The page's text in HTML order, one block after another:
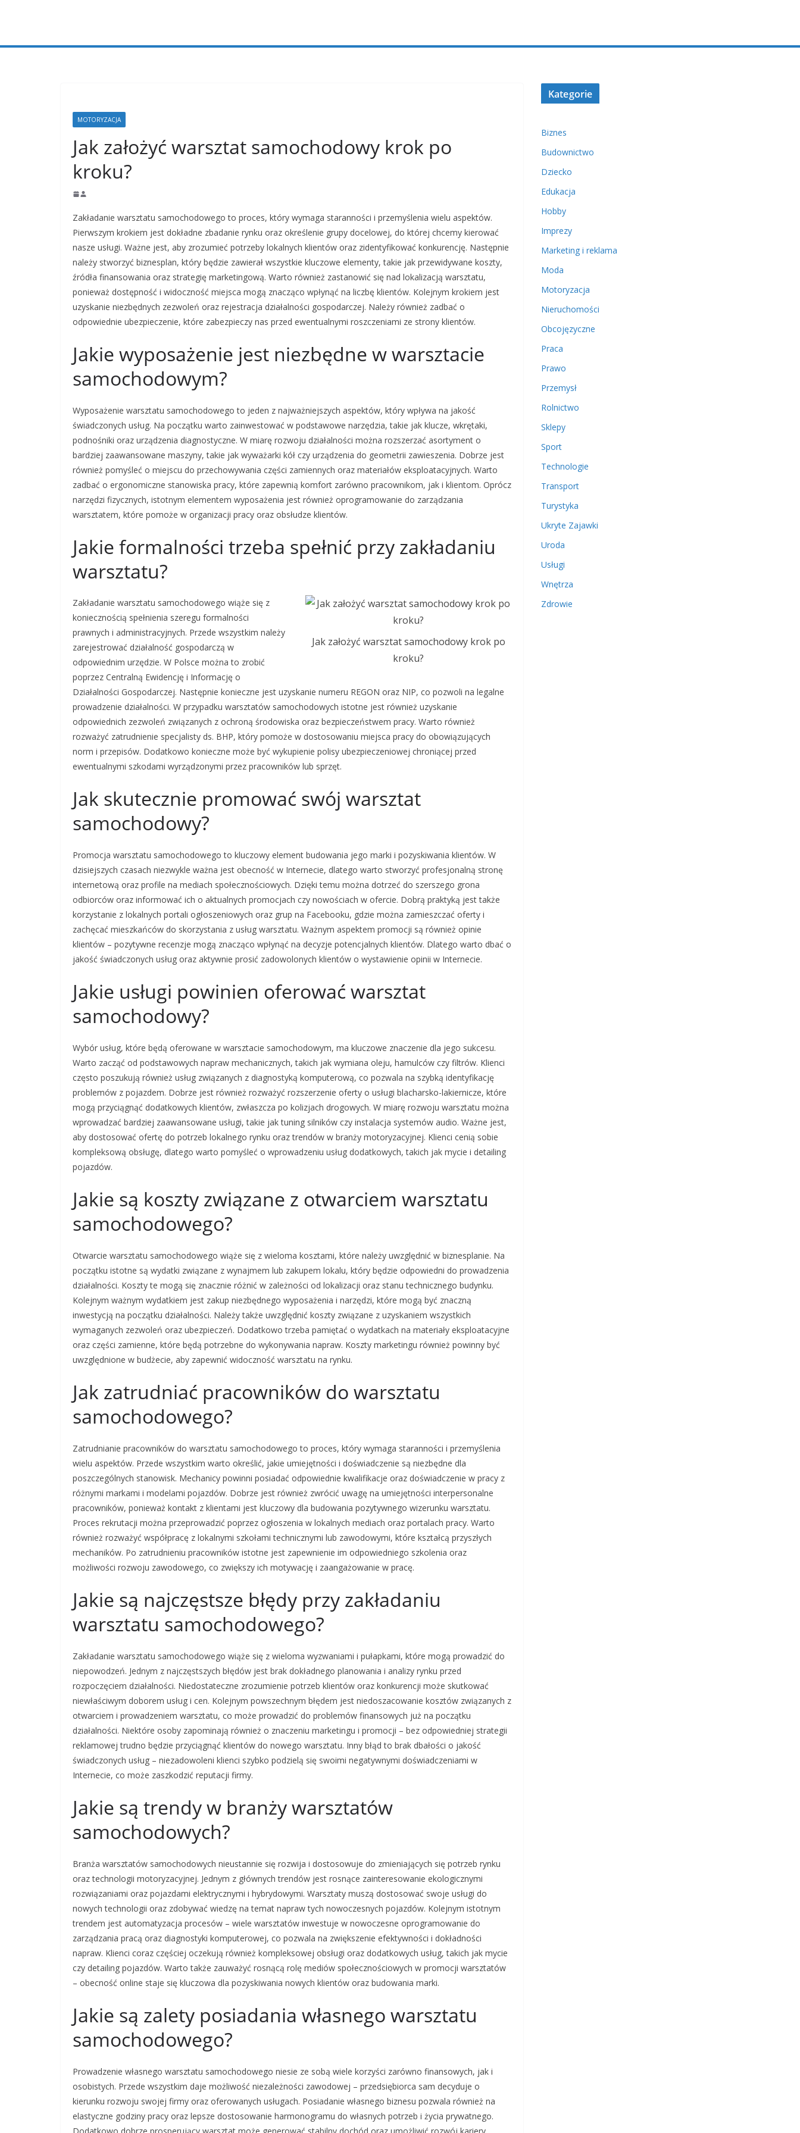
MOTORYZACJA
Jak założyć warsztat samochodowy krok po
kroku?
Zakładanie warsztatu samochodowego to proces, który wymaga staranności i przemyślenia wielu aspektów.
Pierwszym krokiem jest dokładne zbadanie rynku oraz określenie grupy docelowej, do której chcemy kierować
nasze usługi. Ważne jest, aby zrozumieć potrzeby lokalnych klientów oraz zidentyfikować konkurencję. Następnie
należy stworzyć biznesplan, który będzie zawierał wszystkie kluczowe elementy, takie jak przewidywane koszty,
źródła finansowania oraz strategię marketingową. Warto również zastanowić się nad lokalizacją warsztatu,
ponieważ dostępność i widoczność miejsca mogą znacząco wpłynąć na liczbę klientów. Kolejnym krokiem jest
uzyskanie niezbędnych zezwoleń oraz rejestracja działalności gospodarczej. Należy również zadbać o
odpowiednie ubezpieczenie, które zabezpieczy nas przed ewentualnymi roszczeniami ze strony klientów.
Jakie wyposażenie jest niezbędne w warsztacie
samochodowym?
Wyposażenie warsztatu samochodowego to jeden z najważniejszych aspektów, który wpływa na jakość
świadczonych usług. Na początku warto zainwestować w podstawowe narzędzia, takie jak klucze, wkrętaki,
podnośniki oraz urządzenia diagnostyczne. W miarę rozwoju działalności można rozszerzać asortyment o
bardziej zaawansowane maszyny, takie jak wyważarki kół czy urządzenia do geometrii zawieszenia. Dobrze jest
również pomyśleć o miejscu do przechowywania części zamiennych oraz materiałów eksploatacyjnych. Warto
zadbać o ergonomiczne stanowiska pracy, które zapewnią komfort zarówno pracownikom, jak i klientom. Oprócz
narzędzi fizycznych, istotnym elementem wyposażenia jest również oprogramowanie do zarządzania
warsztatem, które pomoże w organizacji pracy oraz obsłudze klientów.
Jakie formalności trzeba spełnić przy zakładaniu
warsztatu?
Jak założyć warsztat samochodowy krok po
kroku?
Zakładanie warsztatu samochodowego wiąże się z
koniecznością spełnienia szeregu formalności
prawnych i administracyjnych. Przede wszystkim należy
zarejestrować działalność gospodarczą w
odpowiednim urzędzie. W Polsce można to zrobić
poprzez Centralną Ewidencję i Informację o
Działalności Gospodarczej. Następnie konieczne jest uzyskanie numeru REGON oraz NIP, co pozwoli na legalne
prowadzenie działalności. W przypadku warsztatów samochodowych istotne jest również uzyskanie
odpowiednich zezwoleń związanych z ochroną środowiska oraz bezpieczeństwem pracy. Warto również
rozważyć zatrudnienie specjalisty ds. BHP, który pomoże w dostosowaniu miejsca pracy do obowiązujących
norm i przepisów. Dodatkowo konieczne może być wykupienie polisy ubezpieczeniowej chroniącej przed
ewentualnymi szkodami wyrządzonymi przez pracowników lub sprzęt.
Jak skutecznie promować swój warsztat
samochodowy?
Promocja warsztatu samochodowego to kluczowy element budowania jego marki i pozyskiwania klientów. W
dzisiejszych czasach niezwykle ważna jest obecność w Internecie, dlatego warto stworzyć profesjonalną stronę
internetową oraz profile na mediach społecznościowych. Dzięki temu można dotrzeć do szerszego grona
odbiorców oraz informować ich o aktualnych promocjach czy nowościach w ofercie. Dobrą praktyką jest także
korzystanie z lokalnych portali ogłoszeniowych oraz grup na Facebooku, gdzie można zamieszczać oferty i
zachęcać mieszkańców do skorzystania z usług warsztatu. Ważnym aspektem promocji są również opinie
klientów – pozytywne recenzje mogą znacząco wpłynąć na decyzje potencjalnych klientów. Dlatego warto dbać o
jakość świadczonych usług oraz aktywnie prosić zadowolonych klientów o wystawienie opinii w Internecie.
Jakie usługi powinien oferować warsztat
samochodowy?
Wybór usług, które będą oferowane w warsztacie samochodowym, ma kluczowe znaczenie dla jego sukcesu.
Warto zacząć od podstawowych napraw mechanicznych, takich jak wymiana oleju, hamulców czy filtrów. Klienci
często poszukują również usług związanych z diagnostyką komputerową, co pozwala na szybką identyfikację
problemów z pojazdem. Dobrze jest również rozważyć rozszerzenie oferty o usługi blacharsko-lakiernicze, które
mogą przyciągnąć dodatkowych klientów, zwłaszcza po kolizjach drogowych. W miarę rozwoju warsztatu można
wprowadzać bardziej zaawansowane usługi, takie jak tuning silników czy instalacja systemów audio. Ważne jest,
aby dostosować ofertę do potrzeb lokalnego rynku oraz trendów w branży motoryzacyjnej. Klienci cenią sobie
kompleksową obsługę, dlatego warto pomyśleć o wprowadzeniu usług dodatkowych, takich jak mycie i detailing
pojazdów.
Jakie są koszty związane z otwarciem warsztatu
samochodowego?
Otwarcie warsztatu samochodowego wiąże się z wieloma kosztami, które należy uwzględnić w biznesplanie. Na
początku istotne są wydatki związane z wynajmem lub zakupem lokalu, który będzie odpowiedni do prowadzenia
działalności. Koszty te mogą się znacznie różnić w zależności od lokalizacji oraz stanu technicznego budynku.
Kolejnym ważnym wydatkiem jest zakup niezbędnego wyposażenia i narzędzi, które mogą być znaczną
inwestycją na początku działalności. Należy także uwzględnić koszty związane z uzyskaniem wszystkich
wymaganych zezwoleń oraz ubezpieczeń. Dodatkowo trzeba pamiętać o wydatkach na materiały eksploatacyjne
oraz części zamienne, które będą potrzebne do wykonywania napraw. Koszty marketingu również powinny być
uwzględnione w budżecie, aby zapewnić widoczność warsztatu na rynku.
Jak zatrudniać pracowników do warsztatu
samochodowego?
Zatrudnianie pracowników do warsztatu samochodowego to proces, który wymaga staranności i przemyślenia
wielu aspektów. Przede wszystkim warto określić, jakie umiejętności i doświadczenie są niezbędne dla
poszczególnych stanowisk. Mechanicy powinni posiadać odpowiednie kwalifikacje oraz doświadczenie w pracy z
różnymi markami i modelami pojazdów. Dobrze jest również zwrócić uwagę na umiejętności interpersonalne
pracowników, ponieważ kontakt z klientami jest kluczowy dla budowania pozytywnego wizerunku warsztatu.
Proces rekrutacji można przeprowadzić poprzez ogłoszenia w lokalnych mediach oraz portalach pracy. Warto
również rozważyć współpracę z lokalnymi szkołami technicznymi lub zawodowymi, które kształcą przyszłych
mechaników. Po zatrudnieniu pracowników istotne jest zapewnienie im odpowiedniego szkolenia oraz
możliwości rozwoju zawodowego, co zwiększy ich motywację i zaangażowanie w pracę.
Jakie są najczęstsze błędy przy zakładaniu
warsztatu samochodowego?
Zakładanie warsztatu samochodowego wiąże się z wieloma wyzwaniami i pułapkami, które mogą prowadzić do
niepowodzeń. Jednym z najczęstszych błędów jest brak dokładnego planowania i analizy rynku przed
rozpoczęciem działalności. Niedostateczne zrozumienie potrzeb klientów oraz konkurencji może skutkować
niewłaściwym doborem usług i cen. Kolejnym powszechnym błędem jest niedoszacowanie kosztów związanych z
otwarciem i prowadzeniem warsztatu, co może prowadzić do problemów finansowych już na początku
działalności. Niektóre osoby zapominają również o znaczeniu marketingu i promocji – bez odpowiedniej strategii
reklamowej trudno będzie przyciągnąć klientów do nowego warsztatu. Inny błąd to brak dbałości o jakość
świadczonych usług – niezadowoleni klienci szybko podzielą się swoimi negatywnymi doświadczeniami w
Internecie, co może zaszkodzić reputacji firmy.
Jakie są trendy w branży warsztatów
samochodowych?
Branża warsztatów samochodowych nieustannie się rozwija i dostosowuje do zmieniających się potrzeb rynku
oraz technologii motoryzacyjnej. Jednym z głównych trendów jest rosnące zainteresowanie ekologicznymi
rozwiązaniami oraz pojazdami elektrycznymi i hybrydowymi. Warsztaty muszą dostosować swoje usługi do
nowych technologii oraz zdobywać wiedzę na temat napraw tych nowoczesnych pojazdów. Kolejnym istotnym
trendem jest automatyzacja procesów – wiele warsztatów inwestuje w nowoczesne oprogramowanie do
zarządzania pracą oraz diagnostyki komputerowej, co pozwala na zwiększenie efektywności i dokładności
napraw. Klienci coraz częściej oczekują również kompleksowej obsługi oraz dodatkowych usług, takich jak mycie
czy detailing pojazdów. Warto także zauważyć rosnącą rolę mediów społecznościowych w promocji warsztatów
– obecność online staje się kluczowa dla pozyskiwania nowych klientów oraz budowania marki.
Jakie są zalety posiadania własnego warsztatu
samochodowego?
Prowadzenie własnego warsztatu samochodowego niesie ze sobą wiele korzyści zarówno finansowych, jak i
osobistych. Przede wszystkim daje możliwość niezależności zawodowej – przedsiębiorca sam decyduje o
kierunku rozwoju swojej firmy oraz oferowanych usługach. Posiadanie własnego biznesu pozwala również na
elastyczne godziny pracy oraz lepsze dostosowanie harmonogramu do własnych potrzeb i życia prywatnego.
Kategorie
Biznes
Budownictwo
Dziecko
Edukacja
Hobby
Imprezy
Marketing i reklama
Moda
Motoryzacja
Nieruchomości
Obcojęzyczne
Praca
Prawo
Przemysł
Rolnictwo
Sklepy
Sport
Technologie
Transport
Turystyka
Ukryte Zajawki
Uroda
Usługi
Wnętrza
Zdrowie